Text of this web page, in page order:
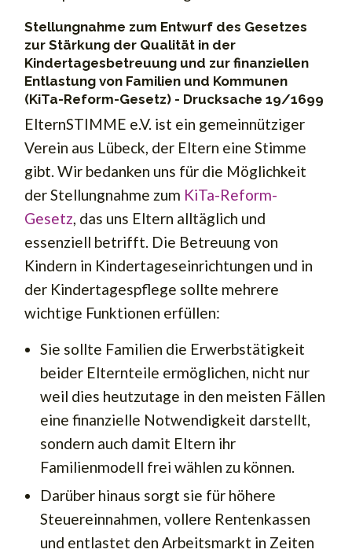
Stellungnahme zum Entwurf des Gesetzes
zur Stärkung der Qualität in der
Kindertagesbetreuung und zur finanziellen
Entlastung von Familien und Kommunen
(KiTa-Reform-Gesetz) - Drucksache 19/1699
ElternSTIMME e.V. ist ein gemeinnütziger
Verein aus Lübeck, der Eltern eine Stimme
gibt. Wir bedanken uns für die Möglichkeit
der Stellungnahme zum KiTa-Reform-
Gesetz, das uns Eltern alltäglich und
essenziell betrifft. Die Betreuung von
Kindern in Kindertageseinrichtungen und in
der Kindertagespflege sollte mehrere
wichtige Funktionen erfüllen:
Sie sollte Familien die Erwerbstätigkeit
beider Elternteile ermöglichen, nicht nur
weil dies heutzutage in den meisten Fällen
eine finanzielle Notwendigkeit darstellt,
sondern auch damit Eltern ihr
Familienmodell frei wählen zu können.
Darüber hinaus sorgt sie für höhere
Steuereinnahmen, vollere Rentenkassen
und entlastet den Arbeitsmarkt in Zeiten